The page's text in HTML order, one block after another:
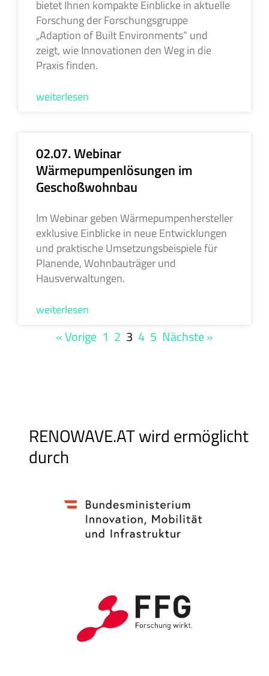
bietet Ihnen kompakte Einblicke in aktuelle
Forschung der Forschungsgruppe
„Adaption of Built Environments“ und
zeigt, wie Innovationen den Weg in die
Praxis finden.
weiterlesen
02.07. Webinar
Wärmepumpenlösungen im
Geschoßwohnbau
Im Webinar geben Wärmepumpenhersteller
exklusive Einblicke in neue Entwicklungen
und praktische Umsetzungsbeispiele für
Planende, Wohnbauträger und
Hausverwaltungen.
weiterlesen
« Vorige 1 2 3 4 5 Nächste »
RENOWAVE.AT wird ermöglicht
durch